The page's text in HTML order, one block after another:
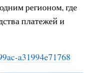
регионом, где
платежей и
ac-a31994e71768